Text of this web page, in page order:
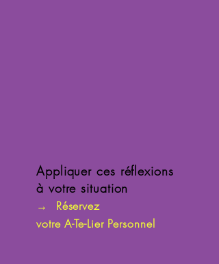
Appliquer ces réflexions
à votre situation
→ Réservez
votre A-Te-Lier Personnel